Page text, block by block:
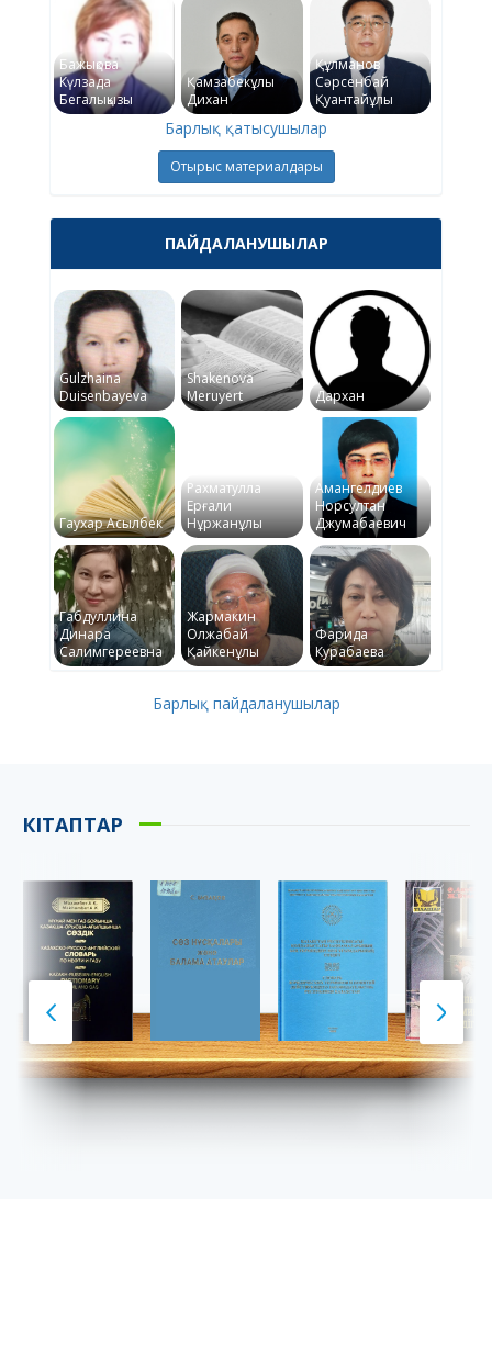
Бажықова
Күлзада
Бегалықызы
Қамзабекұлы
Дихан
Құлманов
Сәрсенбай
Қуантайұлы
Барлық қатысушылар
Отырыс материалдары
ПАЙДАЛАНУШЫЛАР
Gulzhaina
Duisenbayeva
Shakenova
Meruyert
Дархан
Гаухар Асылбек
Рахматулла
Ерғали
Нұржанұлы
Амангелдиев
Норсултан
Джумабаевич
Габдуллина
Динара
Салимгереевна
Жармакин
Олжабай
Қайкенұлы
Фарида
Курабаева
Барлық пайдаланушылар
КІТАПТАР